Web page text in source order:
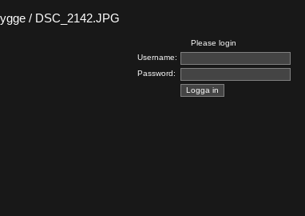
/ DSC_2142.JPG
Please login
Username:
Password: